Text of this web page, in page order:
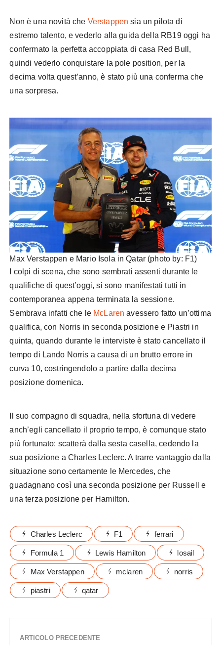
Non è una novità che Verstappen sia un pilota di
estremo talento, e vederlo alla guida della RB19 oggi ha
confermato la perfetta accoppiata di casa Red Bull,
quindi vederlo conquistare la pole position, per la
decima volta quest’anno, è stato più una conferma che
una sorpresa.
Max Verstappen e Mario Isola in Qatar (photo by: F1)
I colpi di scena, che sono sembrati assenti durante le
qualifiche di quest’oggi, si sono manifestati tutti in
contemporanea appena terminata la sessione.
Sembrava infatti che le McLaren avessero fatto un’ottima
qualifica, con Norris in seconda posizione e Piastri in
quinta, quando durante le interviste è stato cancellato il
tempo di Lando Norris a causa di un brutto errore in
curva 10, costringendolo a partire dalla decima
posizione domenica.
Il suo compagno di squadra, nella sfortuna di vedere
anch’egli cancellato il proprio tempo, è comunque stato
più fortunato: scatterà dalla sesta casella, cedendo la
sua posizione a Charles Leclerc. A trarre vantaggio dalla
situazione sono certamente le Mercedes, che
guadagnano così una seconda posizione per Russell e
una terza posizione per Hamilton.
Charles Leclerc F1 ferrari
Formula 1 Lewis Hamilton losail
Max Verstappen mclaren norris
piastri qatar
ARTICOLO PRECEDENTE